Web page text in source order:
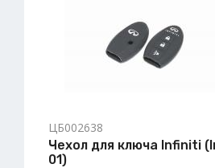
ЦБ002638
Чехол для ключа Infiniti
01)